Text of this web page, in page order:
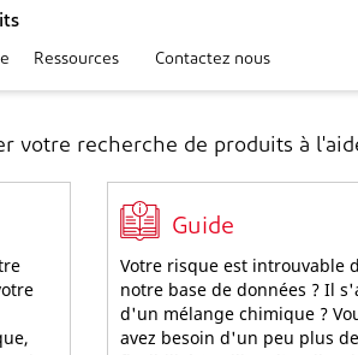
Ressources Contactez nous
votre recherche de produits à
Guide
Votre risque est introuvable
notre base de données ? Il
d'un mélange chimique ?
avez besoin d'un peu plus de